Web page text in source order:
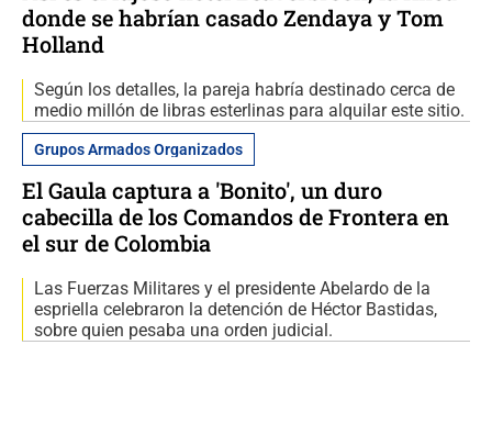
donde se habrían casado Zendaya y Tom
Holland
Según los detalles, la pareja habría destinado cerca de
medio millón de libras esterlinas para alquilar este sitio.
Grupos Armados Organizados
El Gaula captura a 'Bonito', un duro
cabecilla de los Comandos de Frontera en
el sur de Colombia
Las Fuerzas Militares y el presidente Abelardo de la
espriella celebraron la detención de Héctor Bastidas,
sobre quien pesaba una orden judicial.